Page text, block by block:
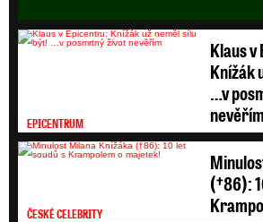
EPICENTRUM
Klaus
Knížák
…v
nevěřím
ČESKÉ CELEBRITY
(†86):